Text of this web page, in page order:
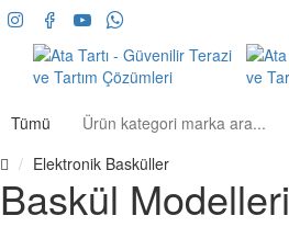
Tümü
Ürün
kategori
marka
ara...
h
o
Elektronik Basküller
Baskül